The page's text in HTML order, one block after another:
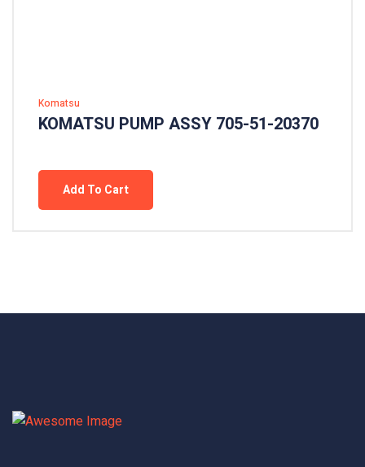
Komatsu
KOMATSU PUMP ASSY 705-51-20370
Add To Cart